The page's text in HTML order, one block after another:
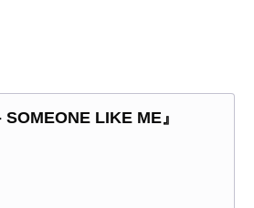
LIKE ME』